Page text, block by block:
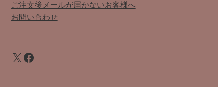
ご注文後メールが届かないお客様へ
お問い合わせ
X Facebook